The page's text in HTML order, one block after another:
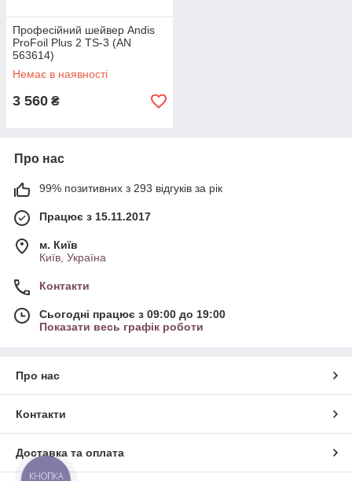
Професійний шейвер Andis
ProFoil Plus 2 TS-3 (AN
563614)
Немає в наявності
3 560 ₴
Про нас
99% позитивних з 293 відгуків за рік
Працює з 15.11.2017
м. Київ
Київ, Україна
Контакти
Сьогодні працює з 09:00 до 19:00
Показати весь графік роботи
Про нас
Контакти
Доставка та оплата
КНОПКА